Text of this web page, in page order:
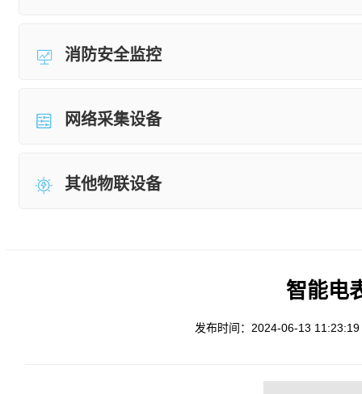
消防安全监控
网络采集设备
其他物联设备
智能电
发布时间：2024-06-13 11:23:19